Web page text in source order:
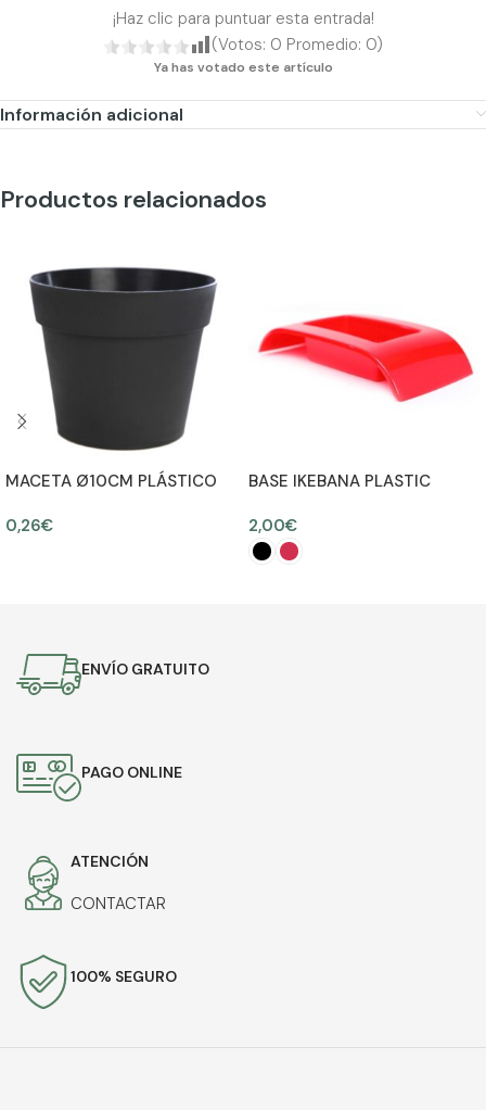
¡Haz clic para puntuar esta entrada!
(Votos: 0 Promedio: 0)
Ya has votado este artículo
Información adicional
Productos relacionados
MACETA Ø10CM PLÁSTICO
0,26€
BASE IKEBANA PLASTIC
2,00€
ENVÍO GRATUITO
PAGO ONLINE
ATENCIÓN
CONTACTAR
100% SEGURO